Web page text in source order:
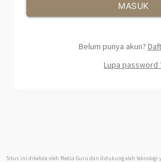
MASUK
Belum punya akun?
Lupa password
Situs ini dikelola oleh Media Guru dan didukung oleh teknologi